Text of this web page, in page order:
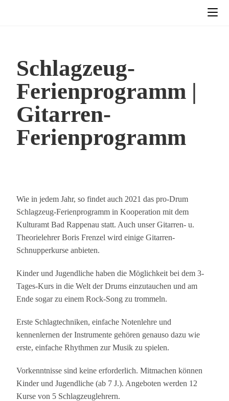
Schlagzeug-
Ferienprogramm |
Gitarren-
Ferienprogramm
Wie in jedem Jahr, so findet auch 2021 das pro-Drum
Schlagzeug-Ferienprogramm in Kooperation mit dem
Kulturamt Bad Rappenau statt. Auch unser Gitarren- u.
Theorielehrer Boris Frenzel wird einige Gitarren-
Schnupperkurse anbieten.
Kinder und Jugendliche haben die Möglichkeit bei dem 3-
Tages-Kurs in die Welt der Drums einzutauchen und am
Ende sogar zu einem Rock-Song zu trommeln.
Erste Schlagtechniken, einfache Notenlehre und
kennenlernen der Instrumente gehören genauso dazu wie
erste, einfache Rhythmen zur Musik zu spielen.
Vorkenntnisse sind keine erforderlich. Mitmachen können
Kinder und Jugendliche (ab 7 J.). Angeboten werden 12
Kurse von 5 Schlagzeuglehrern.